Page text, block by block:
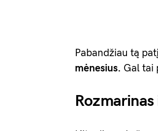
Pabandžiau tą
mėnesius. Gal tai